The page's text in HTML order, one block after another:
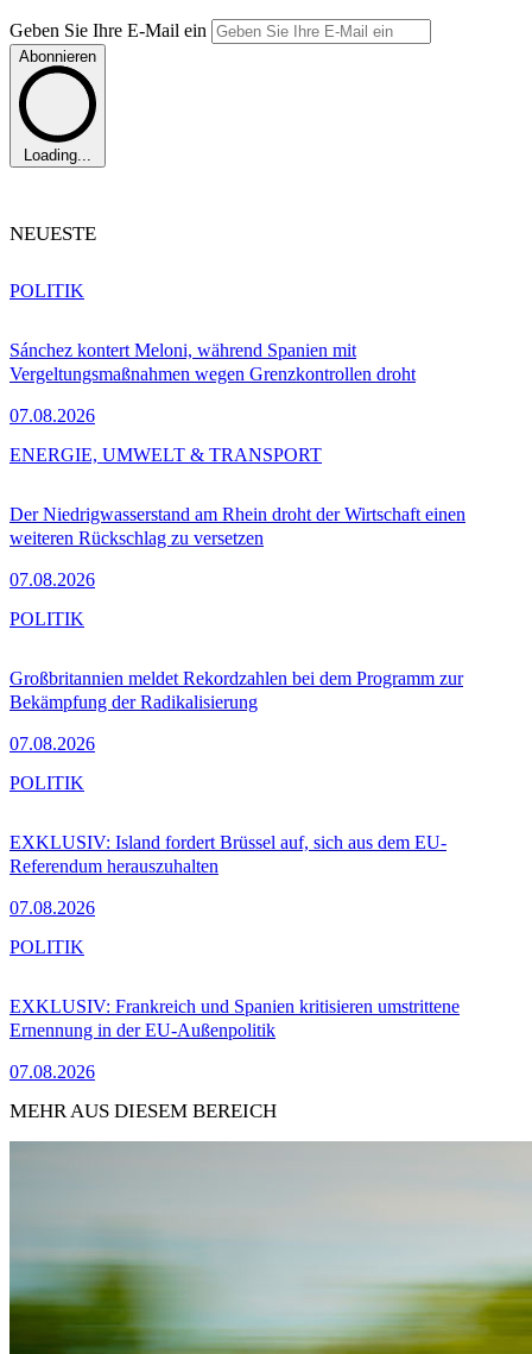
Geben Sie Ihre E-Mail ein
Abonnieren
Loading...
NEUESTE
Sánchez kontert Meloni, während Spanien mit
Vergeltungsmaßnahmen wegen Grenzkontrollen droht
07.08.2026
POLITIK
Der Niedrigwasserstand am Rhein droht der Wirtschaft einen
weiteren Rückschlag zu versetzen
07.08.2026
ENERGIE, UMWELT & TRANSPORT
Großbritannien meldet Rekordzahlen bei dem Programm zur
Bekämpfung der Radikalisierung
07.08.2026
POLITIK
EXKLUSIV: Island fordert Brüssel auf, sich aus dem EU-
Referendum herauszuhalten
07.08.2026
POLITIK
EXKLUSIV: Frankreich und Spanien kritisieren umstrittene
Ernennung in der EU-Außenpolitik
07.08.2026
POLITIK
MEHR AUS DIESEM BEREICH